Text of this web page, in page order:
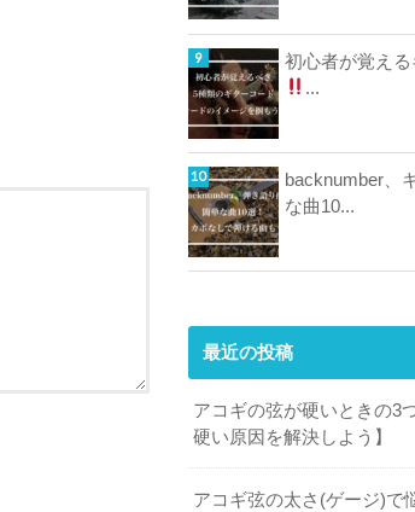
初心者が覚え
...
backnumber、
な曲10...
最近の投稿
アコギの弦が硬いときの3
硬い原因を解決しよう】
アコギ弦の太さ(ゲージ)で